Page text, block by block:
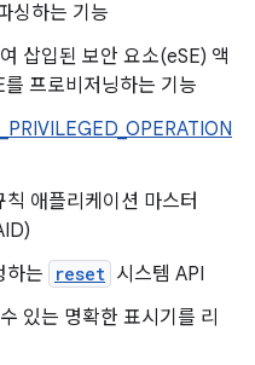
싱하는 기능
삽입된 보안 요소(eSE) 액
프로비저닝하는 기능
애플리케이션 마스터
하는
reset 시스템 API
있는 명확한 표시기를 리